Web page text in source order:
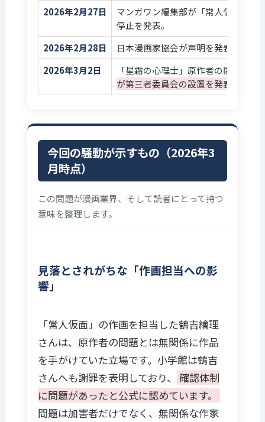
吼えろペン
島本和彦
マンガワンでの
掲載終了
MAJOR
満田拓也
マンガワンでの
掲載終了
高橋のぼ
マンガワンでの
機動警察パ
トレイバー
ゆうきま
さみ 他
マンガワンでの
掲載終了
映像研には
手を出す
大童澄瞳
マンガワンでの
凡例：掲載終了＝過去回も含め読めない状態 ／ 更新停
止＝最新話の更新が止まり抗議中の状態
※作品の配信停止は作者の判断または出版社の対応に
よるもので、各作品・作者に問題があるわけではあり
2026年2月27日
マンガワン編集部が「常人仮面」の
停止を発表。
2026年2月28日
日本漫画家協会が声明を発表。多数
2026年3月2日
「星霜の心理士」原作者の問題も追
が第三者委員会の設置を発表。
今回の騒動が示すもの（2026年3
月時点）
この問題が漫画業界、そして読者にとって持つ
意味を整理します。
見落とされがちな「作画担当への影
響」
「常人仮面」の作画を担当した鶴吉繪理
さんは、原作者の問題とは無関係に作品
を手がけていた立場です。小学館は鶴吉
さんへも謝罪を表明しており、
確認体制
に問題があったと公式に認めています。
問題は加害者だけでなく、無関係な作家